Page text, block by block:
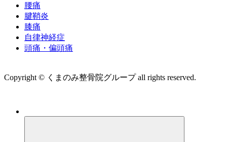
腰痛
腱鞘炎
膝痛
自律神経症
頭痛・偏頭痛
Copyright © くまのみ整骨院グループ all rights reserved.